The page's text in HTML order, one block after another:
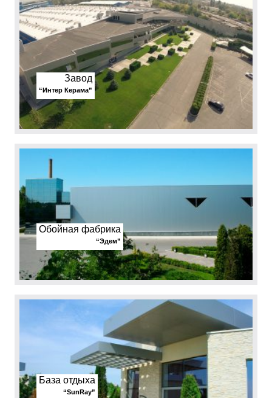
Завод
“Интер Керама”
Обойная фабрика
“Эдем”
База отдыха
“SunRay”